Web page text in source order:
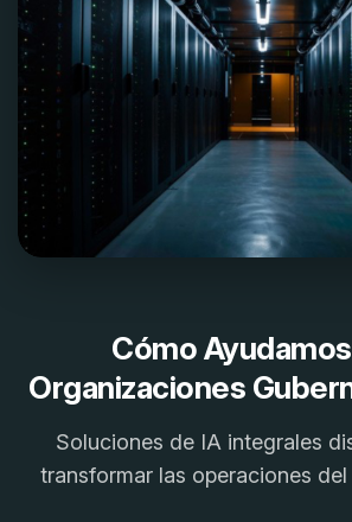
Cómo
Organizaciones
Soluciones de IA integrales
transformar las operaciones